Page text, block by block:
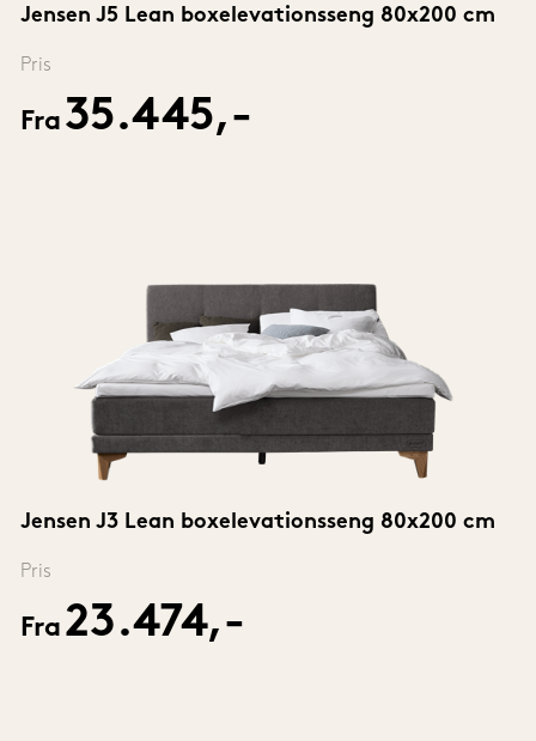
Jensen J5 Lean boxelevationsseng 80x200 cm
Pris
Fra 35.445,-
Jensen J3 Lean boxelevationsseng 80x200 cm
Pris
Fra 23.474,-